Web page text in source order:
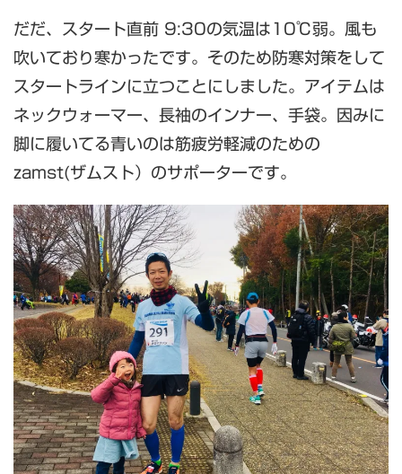
だだ、スタート直前 9:30の気温は10℃弱。風も
吹いており寒かったです。そのため防寒対策をして
スタートラインに立つことにしました。アイテムは
ネックウォーマー、長袖のインナー、手袋。因みに
脚に履いてる青いのは筋疲労軽減のための
zamst(ザムスト）のサポーターです。